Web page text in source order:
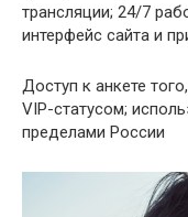
трансляции; 24/7
интерфейс сайта и
Доступ к анкете
VIP-статусом;
пределами России